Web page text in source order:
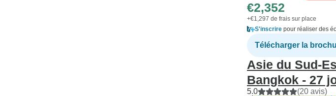
€2,352
+€1,297 de frais sur place
S'inscrire pour réaliser des
Télécharger la
Asie du Sud-
Bangkok - 27
5.0 (20 avis)